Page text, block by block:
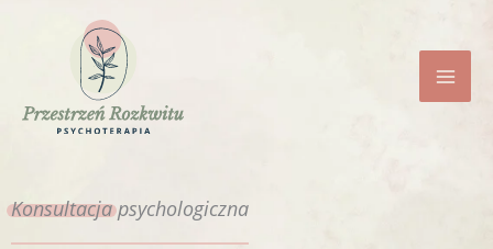
Konsultacjapsychologiczna